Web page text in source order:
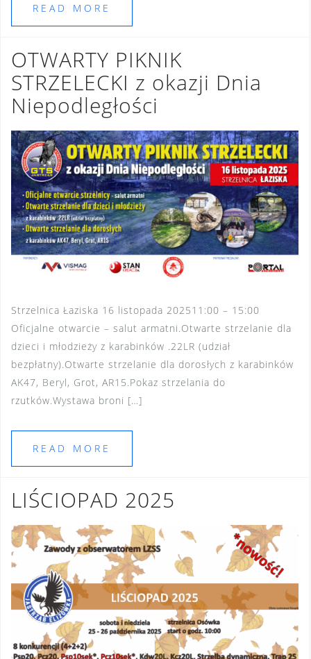
READ MORE
OTWARTY PIKNIK
STRZELECKI z okazji Dnia
Niepodległości
Strzelnica Łaziska 16 listopada 202511:00 – 15:00
Oficjalne otwarcie – salut armatni.Otwarte strzelanie dla
dzieci i młodzieży z karabinków .22LR (udział
bezpłatny).Otwarte strzelanie dla dorosłych z karabinków
AK47, Beryl, Grot, AR15.Pokaz strzelania do
rzutków.Wystawa broni […]
READ MORE
LIŚCIOPAD 2025